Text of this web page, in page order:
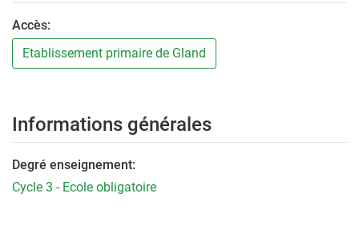
Accès:
Etablissement primaire de Gland
Informations générales
Degré enseignement:
Cycle 3 - Ecole obligatoire